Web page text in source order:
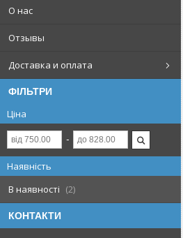
О нас
Отзывы
Доставка и оплата
ФІЛЬТРИ
Ціна
Наявність
В наявності
2
КОНТАКТИ